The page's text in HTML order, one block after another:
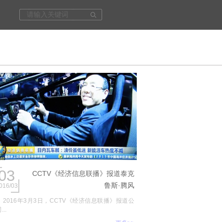
03
CCTV《经济信息联播》报道泰克
鲁斯·腾风
2016年3月3日，CCTV《经济信息联播》报道公
...